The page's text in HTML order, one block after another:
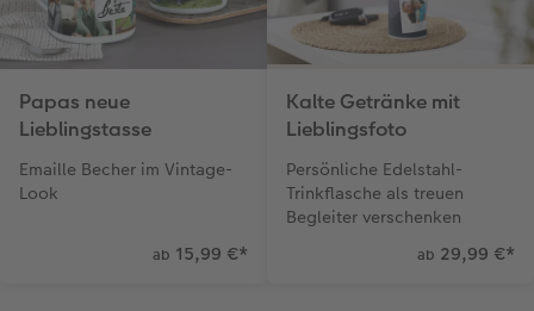
Papas neue
Lieblingstasse
Emaille Becher im Vintage-
Look
ab 15,99 €*
Kalte Getränke mit
Lieblingsfoto
Persönliche Edelstahl-
Trinkflasche als treuen
Begleiter verschenken
ab 29,99 €*